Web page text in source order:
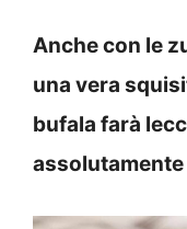
Anche con le
una vera
bufala farà